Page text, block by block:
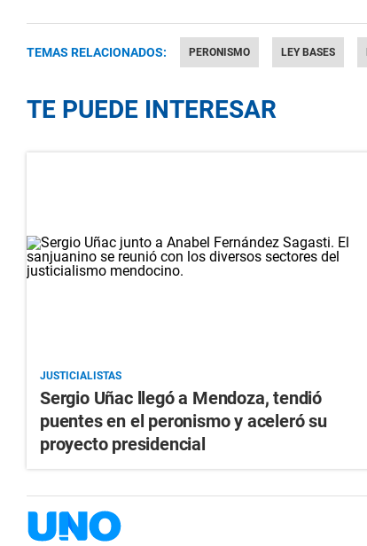
TEMAS RELACIONADOS: PERONISMO LEY BASES
TE PUEDE INTERESAR
JUSTICIALISTAS
Sergio Uñac llegó a Mendoza, tendió
puentes en el peronismo y aceleró su
proyecto presidencial